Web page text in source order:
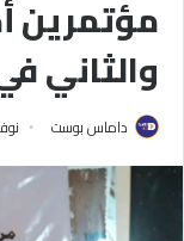
مؤتمرين
والثاني
داماس بوست